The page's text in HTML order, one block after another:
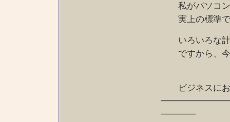
私がパソコン
実上の標準で
いろいろな計
ですから、今
ビジネスにお
━━━━